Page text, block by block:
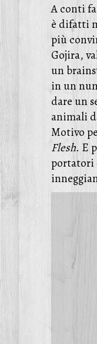
A conti
è difatti
più
Gojira,
un
in un
dare un
animali
Motivo
Flesh. E
portatori